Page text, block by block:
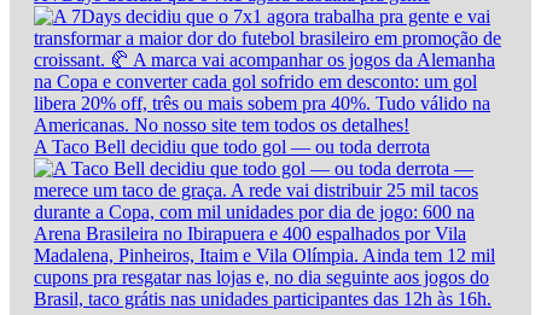
A Taco Bell decidiu que todo gol — ou toda derrota